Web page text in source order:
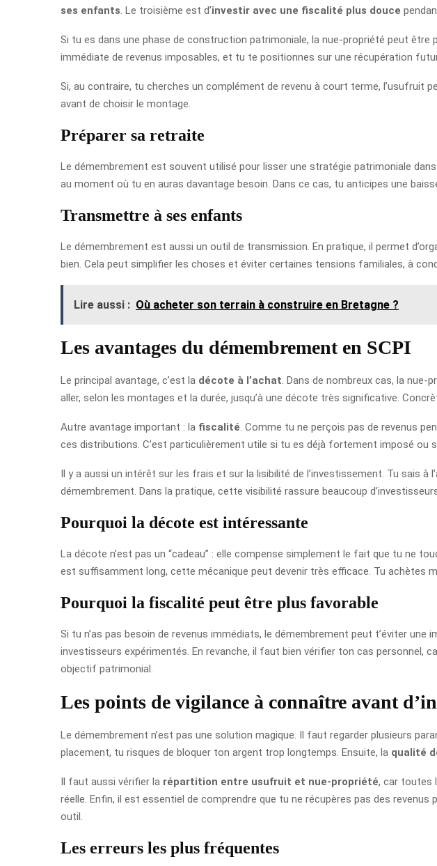
ses enfants . Le troisième est d’investir avec une fiscalité plus douce
Si tu es dans une phase de construction patrimoniale, la nue-propriété peut
immédiate de revenus imposables, et tu te positionnes sur une récupération
Si, au contraire, tu cherches un complément de revenu à court terme,
avant de choisir le montage.
Préparer sa retraite
Le démembrement est souvent utilisé pour lisser une stratégie patrimoniale
au moment où tu en auras davantage besoin. Dans ce cas, tu anticipes une
Transmettre à ses enfants
Le démembrement est aussi un outil de transmission. En pratique, il permet
bien. Cela peut simplifier les choses et éviter certaines tensions familiales, à
Lire aussi : Où acheter son terrain à construire en Bretagne ?
Les avantages du démembrement en SCPI
Le principal avantage, c’est la décote à l’achat . Dans de nombreux cas, la
aller, selon les montages et la durée, jusqu’à une décote très significative.
Autre avantage important : la fiscalité . Comme tu ne perçois pas de revenus
ces distributions. C’est particulièrement utile si tu es déjà fortement imposé ou
Il y a aussi un intérêt sur les frais et sur la lisibilité de l’investissement. Tu sais à
démembrement. Dans la pratique, cette visibilité rassure beaucoup
Pourquoi la décote est intéressante
La décote n’est pas un “cadeau” : elle compense simplement le fait que tu ne
est suffisamment long, cette mécanique peut devenir très efficace. Tu achètes
Pourquoi la fiscalité peut être plus favorable
Si tu n’as pas besoin de revenus immédiats, le démembrement peut t’éviter
investisseurs expérimentés. En revanche, il faut bien vérifier ton cas personnel,
objectif patrimonial.
Les points de vigilance à connaître avant
Le démembrement n’est pas une solution magique. Il faut regarder plusieurs
placement, tu risques de bloquer ton argent trop longtemps. Ensuite, la qualité
Il faut aussi vérifier la répartition entre usufruit et nue-propriété, car toutes
réelle. Enfin, il est essentiel de comprendre que tu ne récupères pas des
outil.
Les erreurs les plus fréquentes